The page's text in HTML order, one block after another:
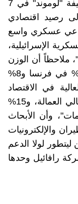
الإسرائيلي. ويلاحظ الباحث جاك بندلاك، في مقال نشرته صحيفة "لوموند" في 7
إلى رصيد اقتصادي
عسكري واسع
الإسرائيلية،
ملاحظاً أن الوزن
الكبير للميزانية العسكرية (15% من الإنفاق العام، مقارنة بـ 3% في فرنسا و8%
في الاقتصاد
الإسرائيلي، إذ مثّل هذا القطاع، في سنة 2020، 10% من إجمالي العمالة، و15%
والخدمات"، وأن الأبحاث
والإلكترونيات
لولا الدعم
رافائيل وحدها